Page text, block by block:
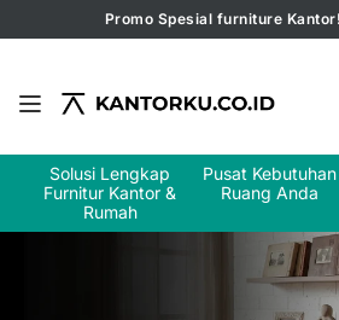
Promo Spesial furniture
Solusi Lengkap
Furnitur Kantor &
Rumah
Pusat Kebutuhan
Ruang Anda